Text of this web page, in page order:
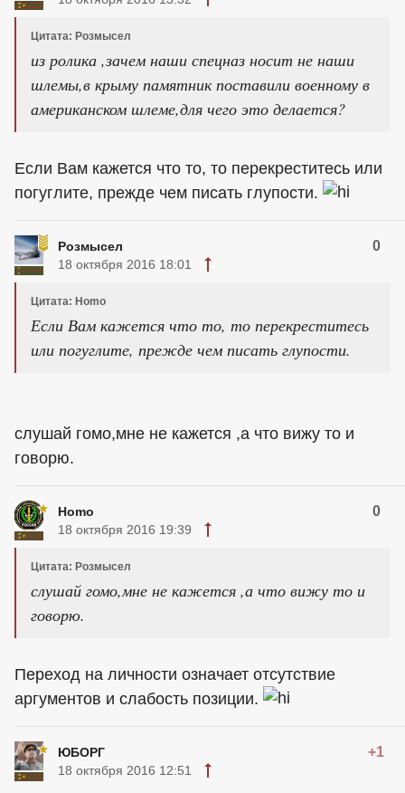
Цитата: Розмысел
из ролика ,зачем наши спецназ носит не наши
шлемы,в крыму памятник поставили военному в
американском шлеме,для чего это делается?
Если Вам кажется что то, то перекреститесь или
погуглите, прежде чем писать глупости.
Розмысел 0
18 октября 2016 18:01
Цитата: Homo
Если Вам кажется что то, то перекреститесь
или погуглите, прежде чем писать глупости.
слушай гомо,мне не кажется ,а что вижу то и
говорю.
Homo 0
18 октября 2016 19:39
Цитата: Розмысел
слушай гомо,мне не кажется ,а что вижу то и
говорю.
Переход на личности означает отсутствие
аргументов и слабость позиции.
ЮБОРГ +1
18 октября 2016 12:51